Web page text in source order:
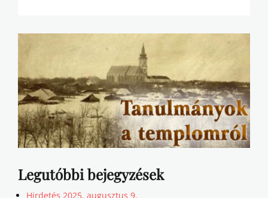
Legutóbbi bejegyzések
Hirdetés 2025. augusztus 9.